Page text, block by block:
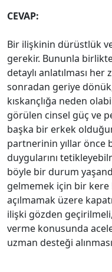
CEVAP:
Bir ilişkinin dürüstlük
gerekir. Bununla
detaylı anlatılması
sonradan geriye
kıskançlığa neden
görülen cinsel güç ve
başka bir erkek
partnerinin yıllar önce
duygularını
böyle bir durum
gelmemek için bir
açılmamak üzere
ilişki gözden
verme konusunda
uzman desteği